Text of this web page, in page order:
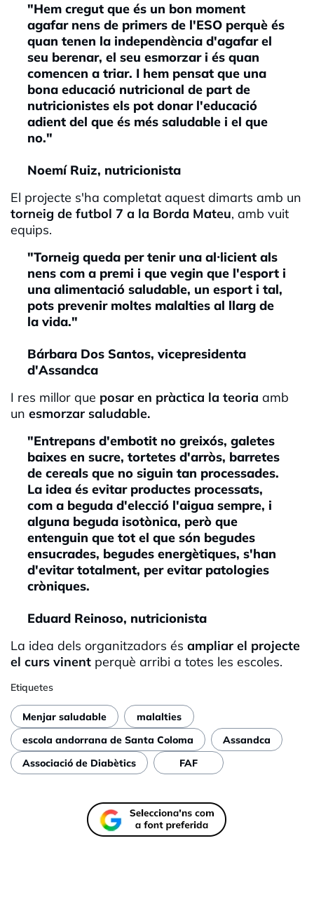
"Hem cregut que és un bon moment
agafar nens de primers de l'ESO perquè és
quan tenen la independència d'agafar el
seu berenar, el seu esmorzar i és quan
comencen a triar. I hem pensat que una
bona educació nutricional de part de
nutricionistes els pot donar l'educació
adient del que és més saludable i el que
no."
Noemí Ruiz, nutricionista
El projecte s'ha completat aquest dimarts amb un
torneig de futbol 7 a la Borda Mateu, amb vuit
equips.
"Torneig queda per tenir una al·licient als
nens com a premi i que vegin que l'esport i
una alimentació saludable, un esport i tal,
pots prevenir moltes malalties al llarg de
la vida."
Bárbara Dos Santos, vicepresidenta
d'Assandca
I res millor que posar en pràctica la teoria amb
un esmorzar saludable.
"Entrepans d'embotit no greixós, galetes
baixes en sucre, tortetes d'arròs, barretes
de cereals que no siguin tan processades.
La idea és evitar productes processats,
com a beguda d'elecció l'aigua sempre, i
alguna beguda isotònica, però que
entenguin que tot el que són begudes
ensucrades, begudes energètiques, s'han
d'evitar totalment, per evitar patologies
cròniques.
Eduard Reinoso, nutricionista
La idea dels organitzadors és ampliar el projecte
el curs vinent perquè arribi a totes les escoles.
Etiquetes
Menjar saludable
malalties
escola andorrana de Santa Coloma
Assandca
Associació de Diabètics
FAF